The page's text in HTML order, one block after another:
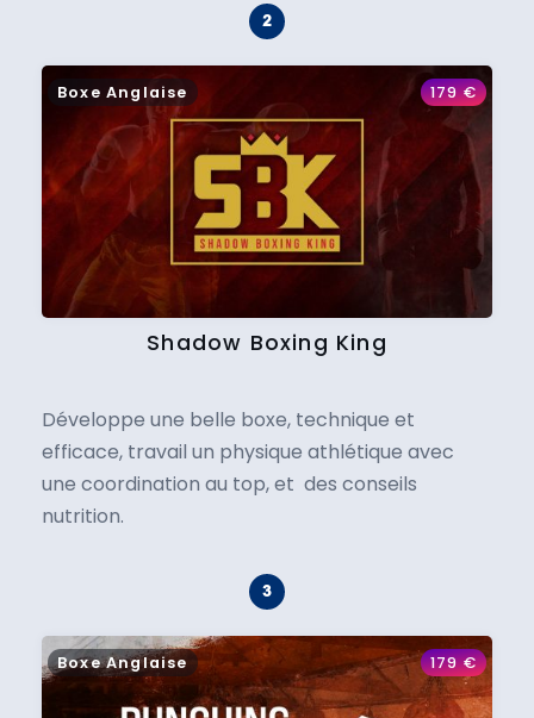
Boxe Anglaise 179€
Shadow Boxing King
Développe une belle boxe, technique et
efficace, travail un physique athlétique avec
une coordination au top, et des conseils
nutrition.
Boxe Anglaise 179€